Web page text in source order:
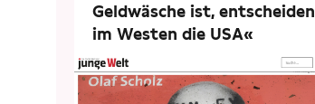
Geldwäsche ist, entscheiden
im Westen die USA«